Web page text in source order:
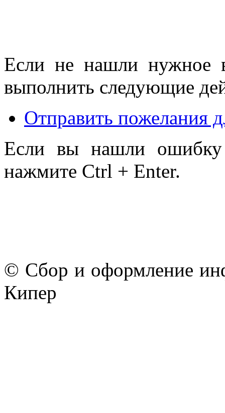
Если не нашли нужное
выполнить следующие
Отправить пожелания
Если вы нашли ошибку
нажмите Ctrl + Enter.
© Сбор и оформление
Кипер